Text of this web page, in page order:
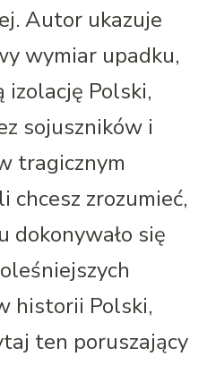
Autor ukazuje
wymiar upadku,
izolację Polski,
sojuszników i
tragicznym
chcesz zrozumieć,
dokonywało się
historii Polski,
ten poruszający